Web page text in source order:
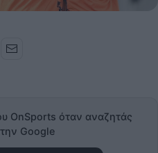
OnSports όταν αναζητάς
Google